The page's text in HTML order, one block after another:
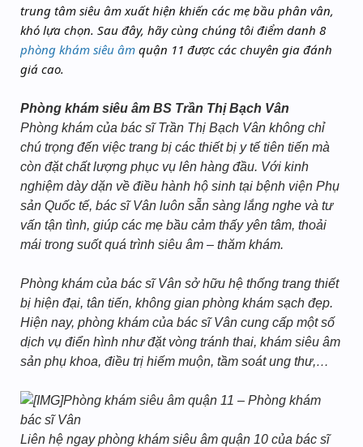
trung tâm siêu âm xuất hiện khiến các mẹ bầu phân vân,
khó lựa chọn. Sau đây, hãy cùng chúng tôi điểm danh 8
phòng khám siêu âm quận 11 được các chuyên gia đánh
giá cao.
Phòng khám siêu âm BS Trần Thị Bạch Vân
Phòng khám của bác sĩ Trần Thị Bạch Vân không chỉ
chú trọng đến việc trang bị các thiết bị y tế tiên tiến mà
còn đặt chất lượng phục vụ lên hàng đầu. Với kinh
nghiệm dày dặn về điều hành hộ sinh tại bệnh viện Phụ
sản Quốc tế, bác sĩ Vân luôn sẵn sàng lắng nghe và tư
vấn tận tình, giúp các mẹ bầu cảm thấy yên tâm, thoải
mái trong suốt quá trình siêu âm – thăm khám.
Phòng khám của bác sĩ Vân sở hữu hệ thống trang thiết
bị hiện đại, tân tiến, không gian phòng khám sạch đẹp.
Hiện nay, phòng khám của bác sĩ Vân cung cấp một số
dịch vụ điển hình như đặt vòng tránh thai, khám siêu âm
sản phụ khoa, điều trị hiếm muộn, tầm soát ung thư,…
Phòng khám siêu âm quận 11 – Phòng khám
bác sĩ Vân
Liên hệ ngay phòng khám siêu âm quận 10 của bác sĩ